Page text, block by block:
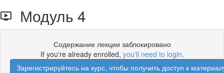
Модуль 4
Содержание лекции заблокировано
If you're already enrolled, you'll need to login.
Зарегистрируйтесь на курс, чтобы получить доступ к